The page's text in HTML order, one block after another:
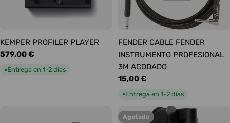
KEMPER PROFILER PLAYER
Precio
habitual
579,00 €
●Entrega en 1-2 días
FENDER CABLE FENDER
INSTRUMENTO PROFESIONAL
3M ACODADO
Precio
habitual
15,00 €
●Entrega en 1-2 días
Agotado